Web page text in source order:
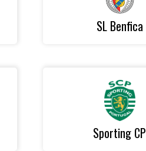
SL Benfica
Sporting CP